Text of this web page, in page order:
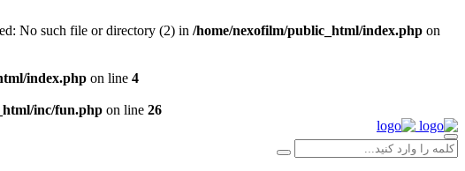
No such file or directory (2) in /home/nexofilm/public_html/index.php on
index.php on line 4
inc/fun.php on line 26